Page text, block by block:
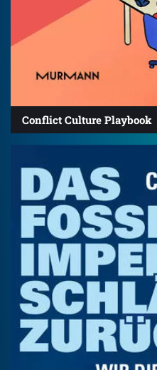
Conflict Culture Playbook